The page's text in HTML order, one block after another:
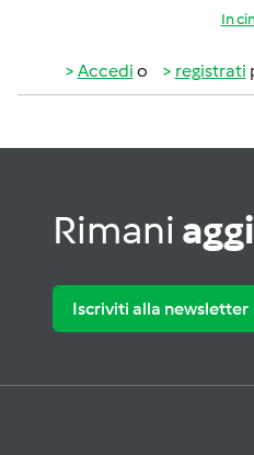
In
Accedi o registrati
Rimani
Iscriviti alla newsletter